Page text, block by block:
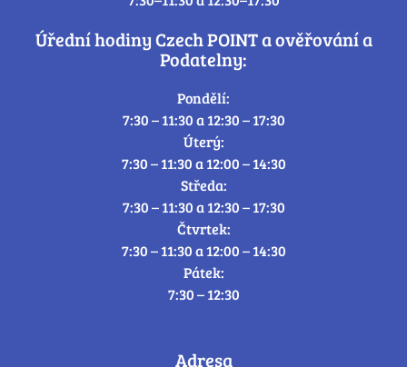
Úřední hodiny Czech POINT a ověřování a
Podatelny:
Pondělí:
7:30 – 11:30 a 12:30 – 17:30
Úterý:
7:30 – 11:30 a 12:00 – 14:30
Středa:
7:30 – 11:30 a 12:30 – 17:30
Čtvrtek:
7:30 – 11:30 a 12:00 – 14:30
Pátek:
7:30 – 12:30
Adresa